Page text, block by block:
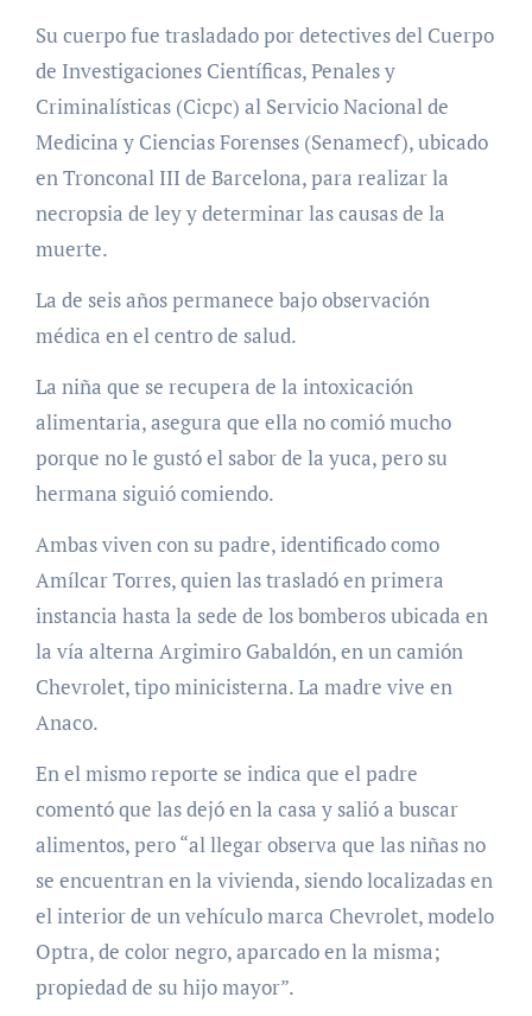
Su cuerpo fue trasladado por detectives del Cuerpo
de Investigaciones Científicas, Penales y
Criminalísticas (Cicpc) al Servicio Nacional de
Medicina y Ciencias Forenses (Senamecf), ubicado
en Tronconal III de Barcelona, para realizar la
necropsia de ley y determinar las causas de la
muerte.
La de seis años permanece bajo observación
médica en el centro de salud.
La niña que se recupera de la intoxicación
alimentaria, asegura que ella no comió mucho
porque no le gustó el sabor de la yuca, pero su
hermana siguió comiendo.
Ambas viven con su padre, identificado como
Amílcar Torres, quien las trasladó en primera
instancia hasta la sede de los bomberos ubicada en
la vía alterna Argimiro Gabaldón, en un camión
Chevrolet, tipo minicisterna. La madre vive en
Anaco.
En el mismo reporte se indica que el padre
comentó que las dejó en la casa y salió a buscar
alimentos, pero “al llegar observa que las niñas no
se encuentran en la vivienda, siendo localizadas en
el interior de un vehículo marca Chevrolet, modelo
Optra, de color negro, aparcado en la misma;
propiedad de su hijo mayor”.